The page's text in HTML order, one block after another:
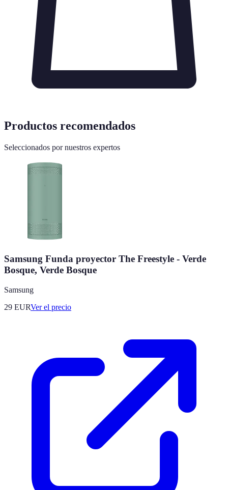
Productos recomendados
Seleccionados por nuestros expertos
Samsung Funda proyector The Freestyle - Verde
Bosque, Verde Bosque
Samsung
29 EURVer el precio